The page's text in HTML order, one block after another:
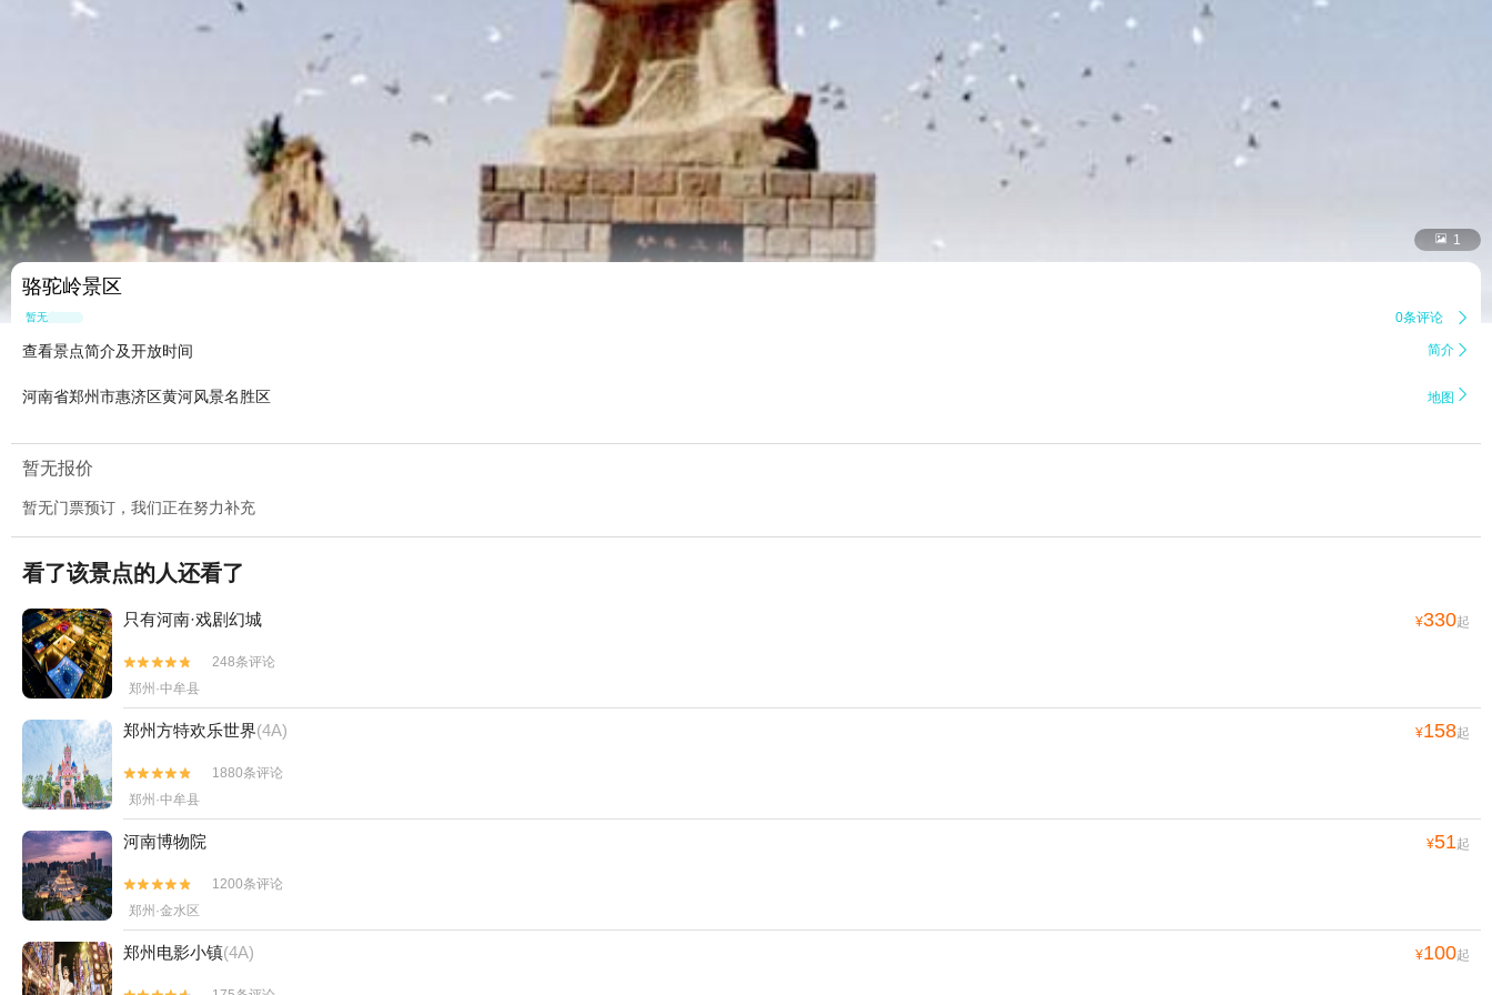
 1
骆驼岭景区
暂无点评 0条评论 
查看景点简介及开放时间 简介 
河南省郑州市惠济区黄河风景名胜区 地图 
暂无报价
暂无门票预订，我们正在努力补充
看了该景点的人还看了
只有河南·戏剧幻城 ¥330起


248条评论
郑州·中牟县
郑州方特欢乐世界(4A) ¥158起


1880条评论
郑州·中牟县
河南博物院 ¥51起


1200条评论
郑州·金水区
郑州电影小镇(4A) ¥100起